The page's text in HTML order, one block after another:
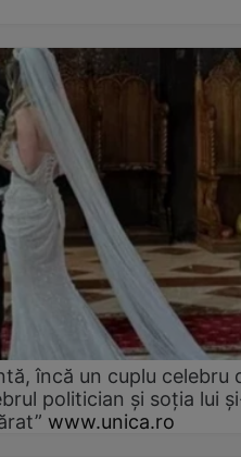
încă un cuplu celebru
politician și soția lui
www.unica.ro